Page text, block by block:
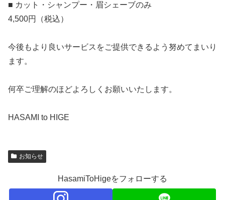
■ カット・シャンプー・眉シェーブのみ
4,500円（税込）
今後もより良いサービスをご提供できるよう努めてまいり
ます。
何卒ご理解のほどよろしくお願いいたします。
HASAMI to HIGE
お知らせ
HasamiToHigeをフォローする